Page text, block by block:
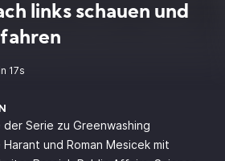
links schauen und
17s
Serie zu Greenwashing
und Roman Mesicek mit